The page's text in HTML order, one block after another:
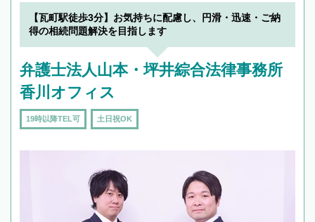
【瓦町駅徒歩3分】お気持ちに配慮し、円滑・迅速・ご納
得の相続問題解決を目指します
弁護士法人山本・坪井綜合法律事務所
香川オフィス
19時以降TEL可 土日祝OK